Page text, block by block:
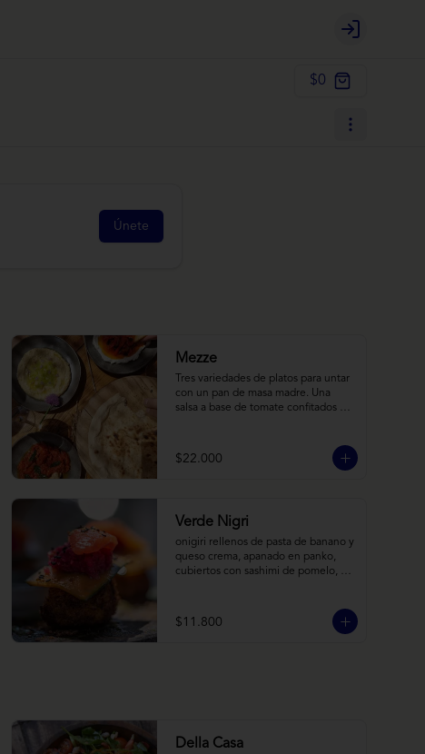
Login
$0
Únete
Mezze
Tres variedades de platos para untar
con un pan de masa madre. Una
salsa a base de tomate confitados y
limón y ajo; pimentones y cebollas
horneadas largamente, con toques
$22.000
Verde Nigri
onigiri rellenos de pasta de banano y
queso crema, apanado en panko,
cubiertos con sashimi de pomelo,
sobre salsa de crema de coco con
wasabi y tierra de cochayuyo.
$11.800
Della Casa